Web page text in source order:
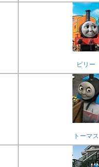
ビリー
トーマス